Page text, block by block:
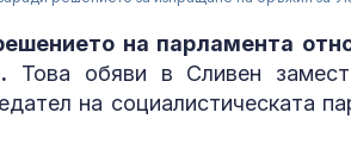
на парламента
Това обяви в Сливен
на социалистическата